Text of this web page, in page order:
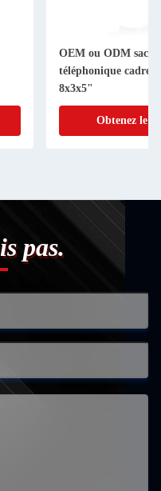
OEM ou ODM sac à
téléphonique cadre
8x3x5"
Obtenez le
pas.